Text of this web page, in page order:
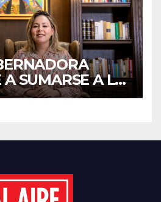
SUMARSE A LA
DE